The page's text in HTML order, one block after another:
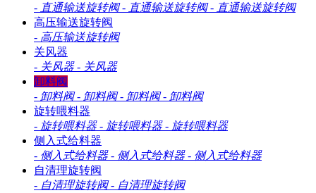
- 直通输送旋转阀 - 直通输送旋转阀 - 直通输送旋转阀
高压输送旋转阀
- 高压输送旋转阀
关风器
- 关风器 - 关风器
卸料阀
- 卸料阀 - 卸料阀 - 卸料阀 - 卸料阀
旋转喂料器
- 旋转喂料器 - 旋转喂料器 - 旋转喂料器
侧入式给料器
- 侧入式给料器 - 侧入式给料器 - 侧入式给料器
自清理旋转阀
- 自清理旋转阀 - 自清理旋转阀